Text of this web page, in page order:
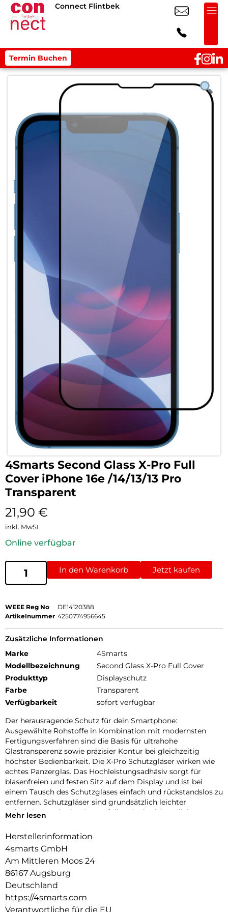
Connect Flintbek
Termin Buchen
4Smarts Second Glass X-Pro Full
Cover iPhone 16e /14/13/13 Pro
Transparent
21,90 €
inkl. MwSt.
Online verfügbar
In den Warenkorb Jetzt kaufen
WEEE Reg No
DE14120388
Artikelnummer 4250774956645
Zusätzliche Informationen
Marke
4Smarts
Modellbezeichnung
Second Glass X-Pro Full Cover
Produkttyp
Displayschutz
Farbe
Transparent
Verfügbarkeit
sofort verfügbar
Der herausragende Schutz für dein Smartphone:
Ausgewählte Rohstoffe in Kombination mit modernsten
Fertigungsverfahren sind die Basis für ultrahohe
Glastransparenz sowie präzisier Kontur bei gleichzeitig
höchster Bedienbarkeit. Die X-Pro Schutzgläser wirken wie
echtes Panzerglas. Das Hochleistungsadhäsiv sorgt für
blasenfreien und festen Sitz auf dem Display und ist bei
einem Tausch des Schutzglases einfach und rückstandslos zu
entfernen. Schutzgläser sind grundsätzlich leichter
aufzubringen als eine Panzerfolie oder herkömmliche
d.h. kompatibel mit den gängigen Schutzhüllen.
Frame4smarts:
Mit dem Easy-Assist Montagerahmen geht bei der
Anbringung des X-Pro Displayschutz „nichts mehr schief”.
Perfekte Positionierung, blitzschnelle Montage – ein
Kinderspiel für alle!
Fullcover4smarts:
Mehr lesen
Herstellerinformation
4smarts GmbH
Am Mittleren Moos 24
86167 Augsburg
Deutschland
https://4smarts.com
Verantwortliche für die EU